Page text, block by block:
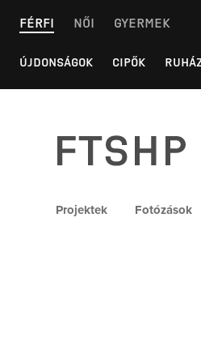
FÉRFI NŐI GYERMEK
ÚJDONSÁGOK CIPŐK
FTSHP blog
Projektek Fotózások